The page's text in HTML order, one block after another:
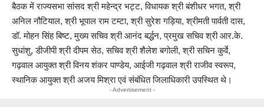
बैठक में राज्यसभा सांसद श्री महेन्द्र भट्ट, विधायक श्री बंशीधर भगत, श्री
अनिल नौटियाल, श्री भूपाल राम टम्टा, श्री सुरेश गड़िया, श्रीमती पार्वती दास,
डॉ. मोहन सिंह बिष्ट, मुख्य सचिव श्री आनंद बर्द्धन, प्रमुख सचिव श्री आर.के.
सुधांशु, डीजीपी श्री दीपम सेठ, सचिव श्री शैलेश बगोली, श्री सचिन कुर्वे,
गढ़वाल आयुक्त श्री विनय शंकर पाण्डेय, आईजी गढ़वाल श्री राजीव स्वरूप,
स्थानिक आयुक्त श्री अजय मिश्रा एवं संबंधित जिलाधिकारी उपस्थित थे।
- Advertisement -